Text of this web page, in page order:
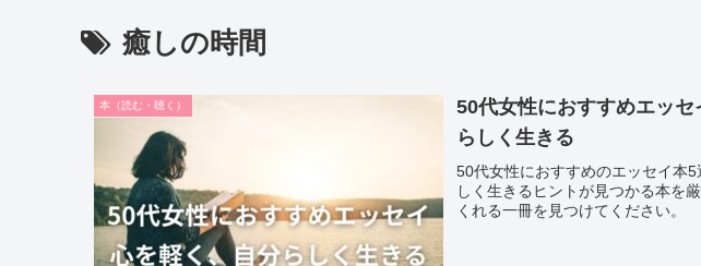
癒しの時間
本（読む・聴く）
50代女性におすすめエッ
らしく生きる
50代女性におすすめのエッセイ本
しく生きるヒントが見つかる本を
くれる一冊を見つけてください。